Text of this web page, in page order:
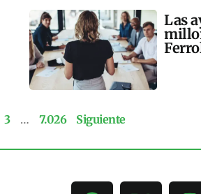
Las
3 … 7.026 Siguiente